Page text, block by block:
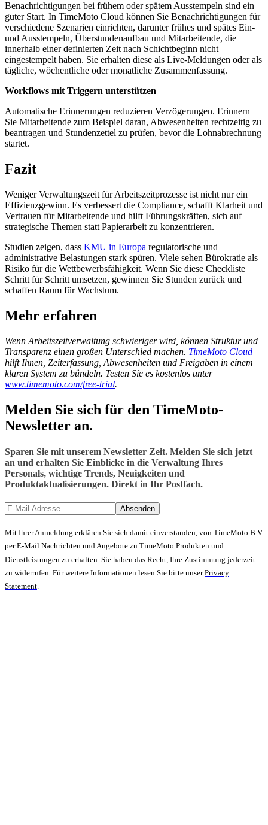
Benachrichtigungen bei frühem oder spätem Ausstempeln sind ein
guter Start. In TimeMoto Cloud können Sie Benachrichtigungen für
verschiedene Szenarien einrichten, darunter frühes und spätes Ein-
und Ausstempeln, Überstundenaufbau und Mitarbeitende, die
innerhalb einer definierten Zeit nach Schichtbeginn nicht
eingestempelt haben. Sie erhalten diese als Live-Meldungen oder als
tägliche, wöchentliche oder monatliche Zusammenfassung.
Workflows mit Triggern unterstützen
Automatische Erinnerungen reduzieren Verzögerungen. Erinnern
Sie Mitarbeitende zum Beispiel daran, Abwesenheiten rechtzeitig zu
beantragen und Stundenzettel zu prüfen, bevor die Lohnabrechnung
startet.
Fazit
Weniger Verwaltungszeit für Arbeitszeitprozesse ist nicht nur ein
Effizienzgewinn. Es verbessert die Compliance, schafft Klarheit und
Vertrauen für Mitarbeitende und hilft Führungskräften, sich auf
strategische Themen statt Papierarbeit zu konzentrieren.
Studien zeigen, dass KMU in Europa regulatorische und
administrative Belastungen stark spüren. Viele sehen Bürokratie als
Risiko für die Wettbewerbsfähigkeit. Wenn Sie diese Checkliste
Schritt für Schritt umsetzen, gewinnen Sie Stunden zurück und
schaffen Raum für Wachstum.
Mehr erfahren
Wenn Arbeitszeitverwaltung schwieriger wird, können Struktur und
Transparenz einen großen Unterschied machen. TimeMoto Cloud
hilft Ihnen, Zeiterfassung, Abwesenheiten und Freigaben in einem
klaren System zu bündeln. Testen Sie es kostenlos unter
www.timemoto.com/free-trial.
Melden Sie sich für den TimeMoto-
Newsletter an.
Sparen Sie mit unserem Newsletter Zeit. Melden Sie sich jetzt
an und erhalten Sie Einblicke in die Verwaltung Ihres
Personals, wichtige Trends, Neuigkeiten und
Produktaktualisierungen. Direkt in Ihr Postfach.
Absenden
Mit Ihrer Anmeldung erklären Sie sich damit einverstanden, von TimeMoto B.V.
per E-Mail Nachrichten und Angebote zu TimeMoto Produkten und
Dienstleistungen zu erhalten. Sie haben das Recht, Ihre Zustimmung jederzeit
zu widerrufen. Für weitere Informationen lesen Sie bitte unserPrivacy
Statement.